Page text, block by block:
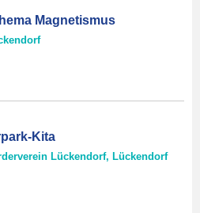
Magnetismus
Kita
Lückendorf, Lückendorf